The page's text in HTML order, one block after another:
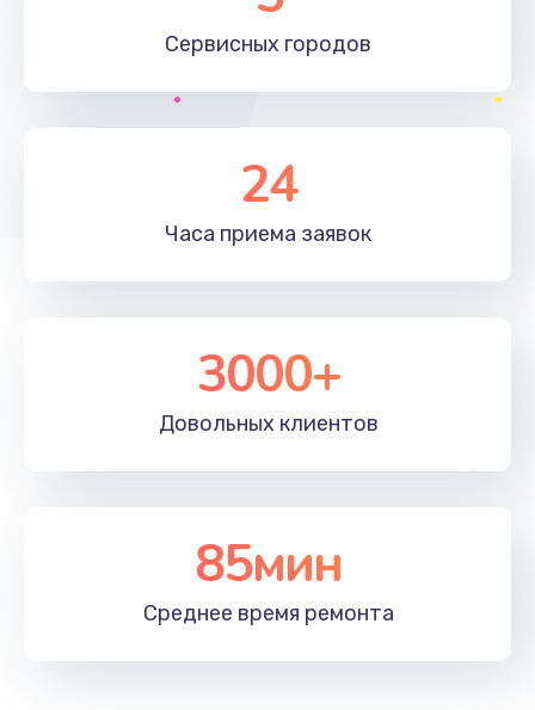
Сервисных городов
24
Часа приема заявок
3000+
Довольных клиентов
85мин
Среднее время ремонта